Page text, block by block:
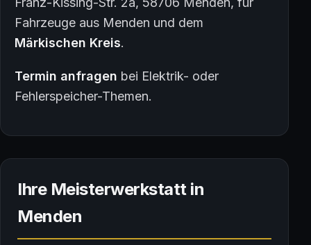
Fahrzeuge aus Menden und dem
Märkischen Kreis.
Termin anfragen bei Elektrik- oder
Fehlerspeicher-Themen.
Ihre Meisterwerkstatt in
Menden